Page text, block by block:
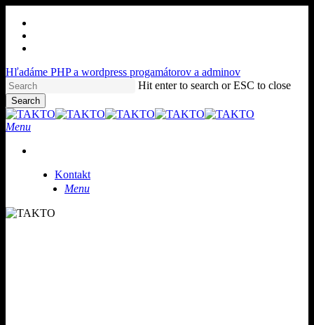
main
content
Hľadáme PHP a wordpress progamátorov a adminov
Hit enter to search or ESC to close
Search
Close
Search
Menu
Kontakt
Menu